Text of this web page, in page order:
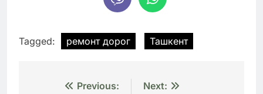
Tagged: ремонт дорог Ташкент
Навигация
Previous:
Next: